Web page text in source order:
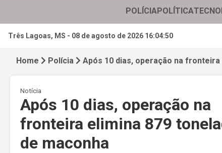
POLÍCIAPOLÍTICA
Três Lagoas, MS - 08 de agosto de 2026 16:04:52
Home Polícia Após 10 dias, operação na
Notícia
Após 10 dias, operação na
fronteira elimina 879
de maconha